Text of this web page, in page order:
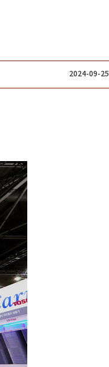
2024-09-25